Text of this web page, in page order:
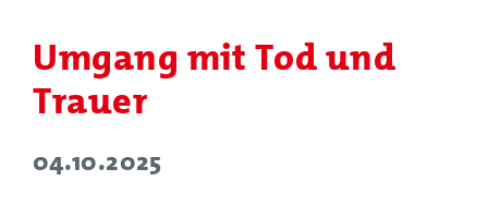
Umgang mit Tod und
Trauer
04.10.2025